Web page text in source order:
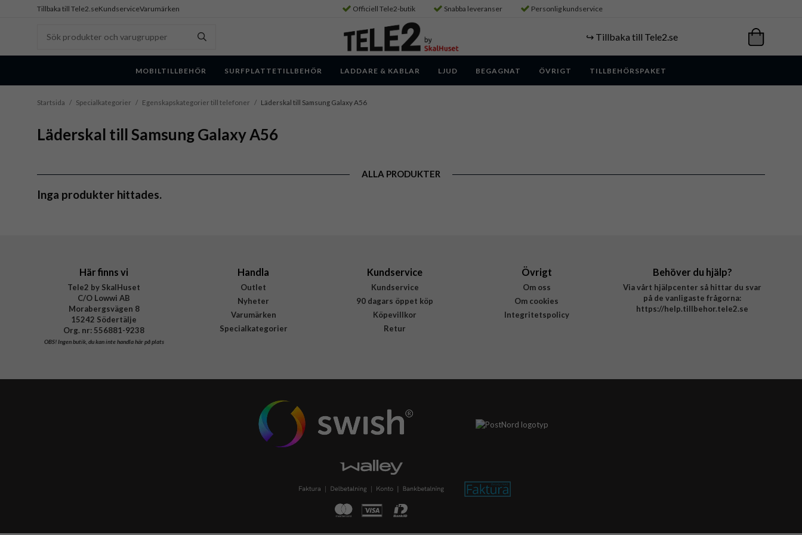
Tillbaka till Tele2.seKundserviceVarumärken Officiell Tele2-butik Snabba leveranser Personlig kundservice
↪️ Tillbaka till Tele2.se
MOBILTILLBEHÖR SURFPLATTETILLBEHÖR LADDARE & KABLAR LJUD BEGAGNAT ÖVRIGT TILLBEHÖRSPAKET
Startsida / Specialkategorier / Egenskapskategorier till telefoner / Läderskal till Samsung Galaxy A56
Läderskal till Samsung Galaxy A56
ALLA PRODUKTER
Inga produkter hittades.
Här finns vi
Tele2 by SkalHuset
C/O Lowwi AB
Morabergsvägen 8
15242 Södertälje
Org. nr: 556881-9238
OBS!Ingen butik, du kan inte handla här på plats
Handla
Outlet
Nyheter
Varumärken
Specialkategorier
Kundservice
Kundservice
90 dagars öppet köp
Köpevillkor
Retur
Övrigt
Om oss
Om cookies
Integritetspolicy
Behöver du hjälp?
Via vårt hjälpcenter så hittar du svar
på de vanligaste frågorna:
https://help.tillbehor.tele2.se